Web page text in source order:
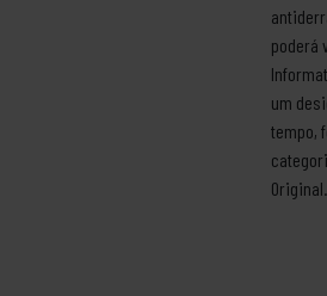
poderá
um
tempo,
Original.